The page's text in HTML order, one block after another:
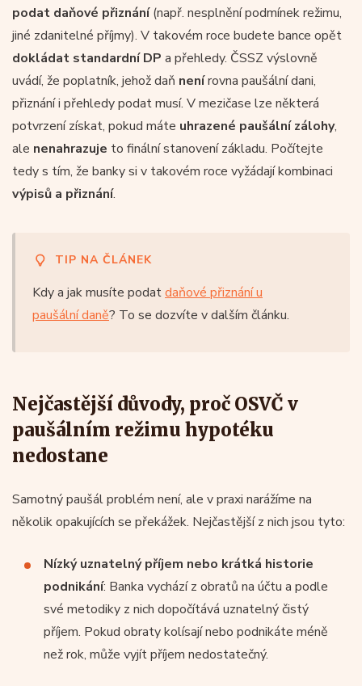
podat daňové přiznání(např. nesplnění podmínek režimu,
jiné zdanitelné příjmy). V takovém roce budete bance opět
dokládat standardní DP a přehledy. ČSSZ výslovně
uvádí, že poplatník, jehož daň nenírovna paušální dani,
přiznání i přehledy podat musí. V mezičase lze některá
potvrzení získat, pokud máte uhrazené paušální zálohy,
ale nenahrazuje to finální stanovení základu. Počítejte
tedy s tím, že banky si v takovém roce vyžádají kombinaci
výpisů a přiznání.
TIP NA ČLÁNEK
Kdy a jak musíte podatdaňové přiznání u
paušální daně? To se dozvíte v dalším článku.
Nejčastější důvody, proč OSVČ v
paušálním režimu hypotéku
nedostane
Samotný paušál problém není, ale v praxi narážíme na
několik opakujících se překážek. Nejčastější z nich jsou tyto:
Nízký uznatelný příjem nebo krátká historie
podnikání: Banka vychází z obratů na účtu a podle
své metodiky z nich dopočítává uznatelný čistý
příjem. Pokud obraty kolísají nebo podnikáte méně
než rok, může vyjít příjem nedostatečný.